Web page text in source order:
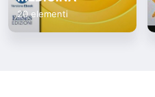
20 elementi